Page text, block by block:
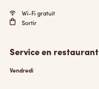
Wi-Fi gratuit
Sortir
Service en restaurant
Vendredi